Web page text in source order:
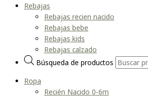
Rebajas
Rebajas recien nacido
Rebajas bebe
Rebajas kids
Rebajas calzado
Búsqueda de productos
Ropa
Recién Nacido 0-6m